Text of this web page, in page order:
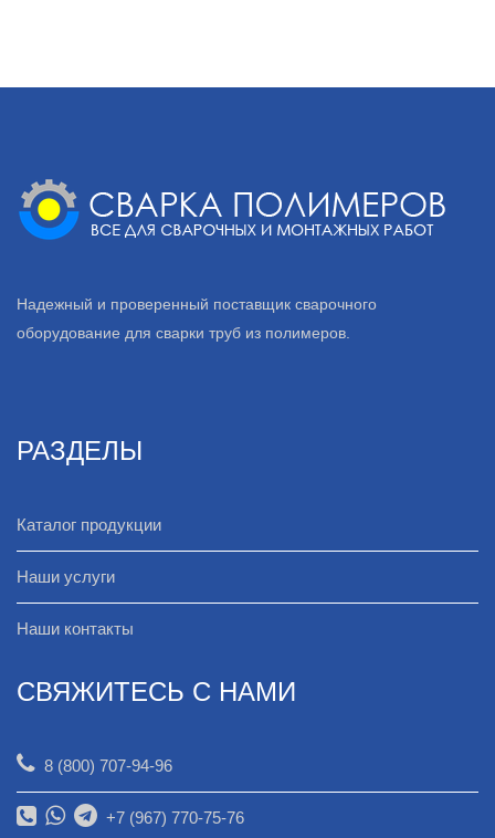
Надежный и проверенный поставщик сварочного
оборудование для сварки труб из полимеров.
РАЗДЕЛЫ
Каталог продукции
Наши услуги
Наши контакты
СВЯЖИТЕСЬ С НАМИ
8 (800) 707-94-96
+7 (967) 770-75-76